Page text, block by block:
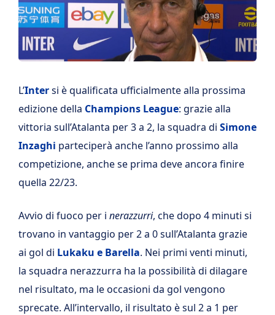
L’Intersi è qualificata ufficialmente alla prossima
edizione della Champions League: grazie alla
vittoria sull’Atalanta per 3 a 2, la squadra di Simone
Inzaghi parteciperà anche l’anno prossimo alla
competizione, anche se prima deve ancora finire
quella 22/23.
Avvio di fuoco per i nerazzurri, che dopo 4 minuti si
trovano in vantaggio per 2 a 0 sull’Atalanta grazie
ai gol di Lukaku e Barella. Nei primi venti minuti,
la squadra nerazzurra ha la possibilità di dilagare
nel risultato, ma le occasioni da gol vengono
sprecate. All’intervallo, il risultato è sul 2 a 1 per